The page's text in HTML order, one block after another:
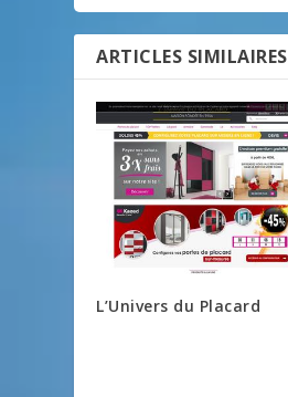
ARTICLES SIMILAIRES
L’Univers du Placard